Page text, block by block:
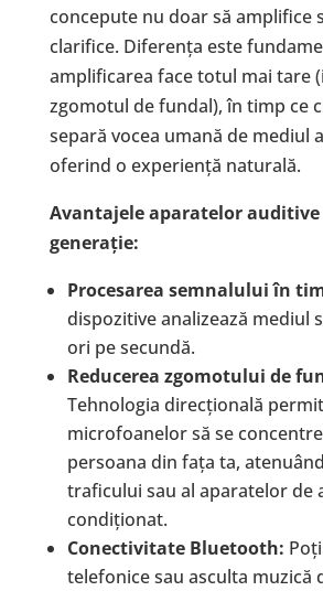
concepute nu doar să amplifice
clarifice. Diferența este
amplificarea face totul mai tare
zgomotul de fundal), în timp ce
separă vocea umană de mediul
oferind o experiență naturală.
Avantajele aparatelor auditive
generație:
Procesarea semnaluluiîn
dispozitive analizează mediul
ori pe secundă.
Reducerea zgomotului de
Tehnologia direcțională
microfoanelor să se
persoana din fața ta,
traficului sau al aparatelor de
condiționat.
Conectivitate Bluetooth:
telefonice sau asculta muzică